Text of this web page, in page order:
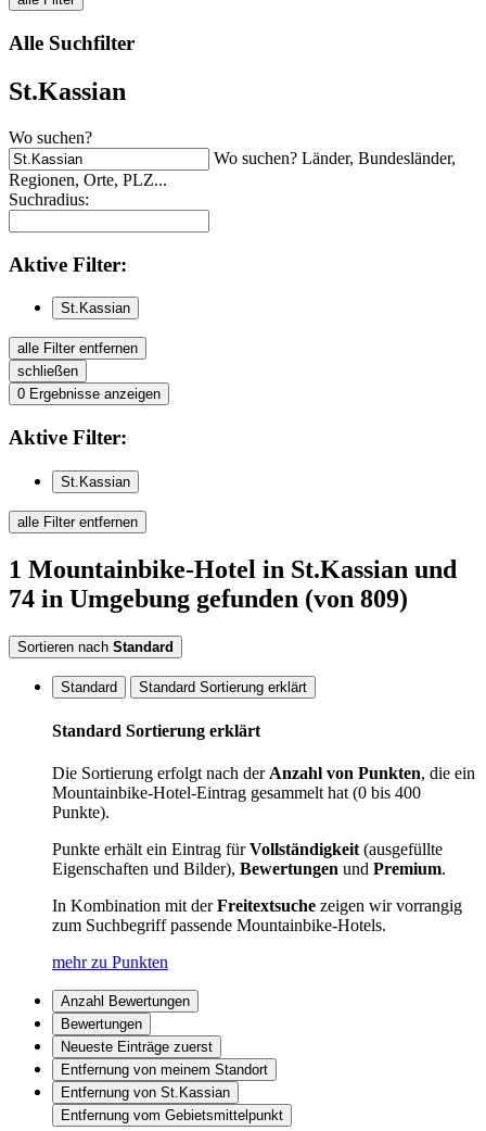
Alle Suchfilter
St.Kassian
Wo suchen?
Wo suchen? Länder, Bundesländer,
Regionen, Orte, PLZ...
Suchradius:
Aktive Filter:
St.Kassian
alle Filter entfernen
schließen
0 Ergebnisse anzeigen
Aktive Filter:
St.Kassian
alle Filter entfernen
1 Mountainbike-Hotel in St.Kassian und
74 in Umgebung gefunden (von 809)
Sortieren nach Standard
Standard Standard Sortierung erklärt
Standard Sortierung erklärt
Die Sortierung erfolgt nach der Anzahl von Punkten, die ein
Mountainbike-Hotel-Eintrag gesammelt hat (0 bis 400
Punkte).
Punkte erhält ein Eintrag fürVollständigkeit (ausgefüllte
Eigenschaften und Bilder), Bewertungen und Premium.
In Kombination mit derFreitextsuche zeigen wir vorrangig
zum Suchbegriff passende Mountainbike-Hotels.
mehr zu Punkten
Anzahl Bewertungen
Bewertungen
Neueste Einträge zuerst
Entfernung von meinem Standort
Entfernung von St.Kassian
Entfernung vom Gebietsmittelpunkt